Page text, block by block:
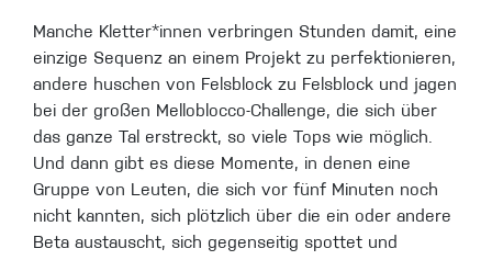
Manche Kletter*innen verbringen Stunden damit, eine
einzige Sequenz an einem Projekt zu perfektionieren,
andere huschen von Felsblock zu Felsblock und jagen
bei der großen Melloblocco-Challenge, die sich über
das ganze Tal erstreckt, so viele Tops wie möglich.
Und dann gibt es diese Momente, in denen eine
Gruppe von Leuten, die sich vor fünf Minuten noch
nicht kannten, sich plötzlich über die ein oder andere
Beta austauscht, sich gegenseitig spottet und